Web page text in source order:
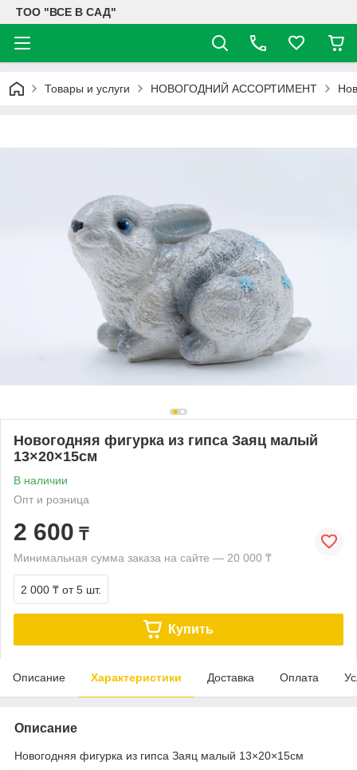
ТОО "ВСЕ В САД"
Товары и услуги НОВОГОДНИЙ АССОРТИМЕНТ
Новогодняя фигурка из гипса Заяц малый
13×20×15см
В наличии
Опт и розница
2 600 ₸
Минимальная сумма заказа на сайте — 20 000 ₸
2 000 ₸ от 5 шт.
Купить
Описание Характеристики Доставка Оплата
Описание
Новогодняя фигурка из гипса Заяц малый 13×20×15см